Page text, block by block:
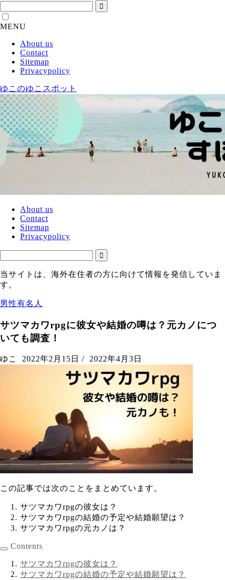
MENU
About us
Contact
Sitemap
Privacypolicy
ゆこのゆこスポット
About us
Contact
Sitemap
Privacypolicy
当サイトは、海外在住者の方に向けて情報を発信していま
す。
男性有名人
サツマカワrpgに彼女や結婚の噂は？元カノにつ
いても調査！
ゆこ 2022年2月15日 / 2022年4月3日
この記事では次のことをまとめています。
サツマカワrpgの彼女は？
サツマカワrpgの結婚の予定や結婚願望は？
サツマカワrpgの元カノは？
Contents
サツマカワrpgの彼女は？
サツマカワrpgの結婚の予定や結婚願望は？